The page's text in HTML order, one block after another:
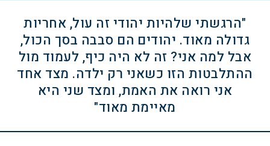
"הרגשתי שלהיות יהודי זה עול, אחריות
גדולה מאוד. יהודים הם סבבה בסך הכול,
אבל למה אני? זה לא היה כיף, לעמוד מול
ההתלבטות הזו כשאני רק ילדה. מצד אחד
אני רואה את האמת, ומצד שני היא
מאיימת מאוד"